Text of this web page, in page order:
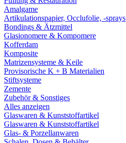
Amalgame
Artikulationspapier, Occlufolie, -sprays
Bondings & Ätzmittel
Glasionomere & Kompomere
Kofferdam
Komposite
Matrizensysteme & Keile
Provisorische K + B Materialien
Stiftsysteme
Zemente
Zubehör & Sonstiges
Alles anzeigen
Glaswaren & Kunststoffartikel
Glaswaren & Kunststoffartikel
Glas- & Porzellanwaren